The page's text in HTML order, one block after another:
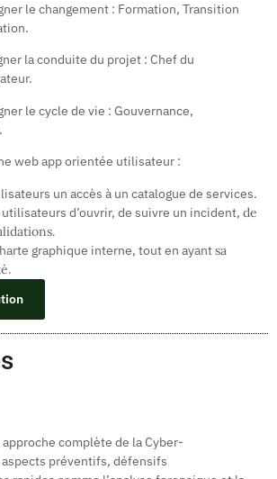
le changement : Formation, Transition
la conduite du projet : Chef du
le cycle de vie : Gouvernance,
web app orientée utilisateur :
un accès à un catalogue de services.
d’ouvrir, de suivre un incident, de
graphique interne, tout en ayantsa
complète de la Cyber-
préventifs, défensifs